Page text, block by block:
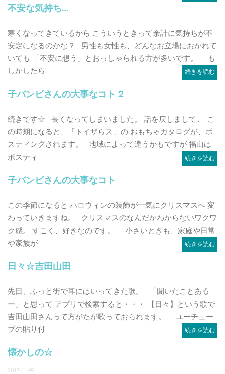
不安な気持ち…
寒くなってきているから こういうときって余計に気持ちが不
安定になるのかな？ 男性も女性も、どんなお立場におかれて
いても 「不安に想う」とおっしゃられる方が多いです。 も
しかしたら
続きを読む
子バンビさんの大事なコト２
続きです☆ 長くなってしまいました。 話を戻しまして… こ
の時期になると、「トイザらス」の おもちゃカタログが、ポ
スティングされます。 地域によって違うかもですが 福山は
ポスティ
続きを読む
子バンビさんの大事なコト
この季節になると ハロウィンの装飾が一気にクリスマスへ 変
わっていきますね。 クリスマスのなんだかわからないワクワ
ク感。 すごく、好きなのです。 小さいときも、家庭や日常
や家族が
続きを読む
日々☆吉田山田
先日、ふっと街で耳にはいってきた歌。 「聞いたことある
ー」と思って アプリで検索すると・・・ 【日々】という歌で
吉田山田さんって方がたが歌っておられます。 ユーチュー
ブの貼り付
続きを読む
懐かしの☆
2017-11-09